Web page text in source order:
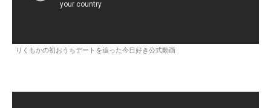
りくもかの初おうちデートを追った今日好き公式動画